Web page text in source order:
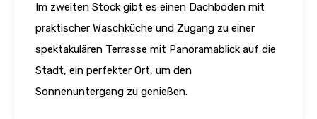
Im zweiten Stock gibt es einen Dachboden mit
praktischer Waschküche und Zugang zu einer
spektakulären Terrasse mit Panoramablick auf die
Stadt, ein perfekter Ort, um den
Sonnenuntergang zu genießen.